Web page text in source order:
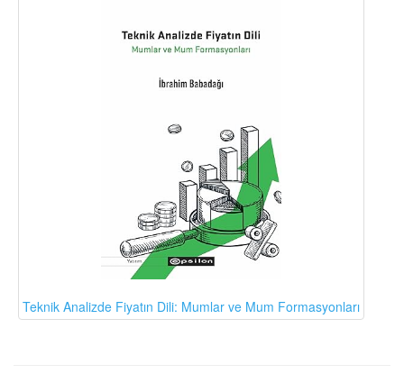
Teknik Analizde Fiyatın Dili: Mumlar ve Mum Formasyonları